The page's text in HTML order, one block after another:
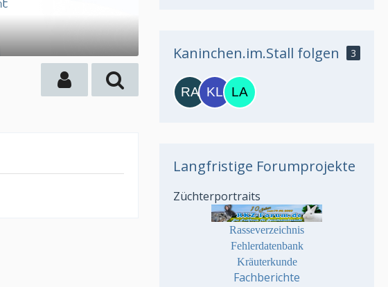
Kaninchen.im.Stall folgen 3
Langfristige Forumprojekte
Züchterportraits
Rasseverzeichnis
Fehlerdatenbank
Kräuterkunde
Fachberichte